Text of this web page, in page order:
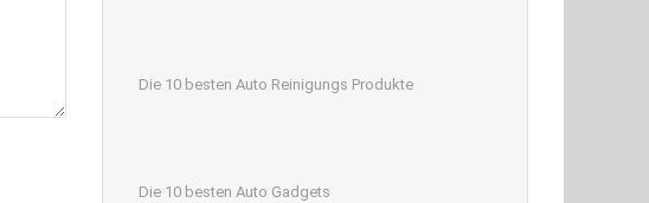
Die 10 besten Auto Reinigungs Produkte
Die 10 besten Auto Gadgets